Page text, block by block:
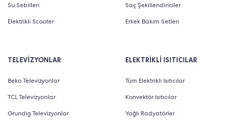
Su Sebilleri
Elektrikli Scooter
Saç Şekillendiriciler
Erkek Bakım Setleri
TELEVİZYONLAR
Beko Televizyonlar
TCL Televizyonlar
Grundig Televizyonlar
ELEKTRİKLİ ISITICILAR
Tüm Elektrikli Isıtıcılar
Konvektör Isıtıcılar
Yağlı Radyatörler